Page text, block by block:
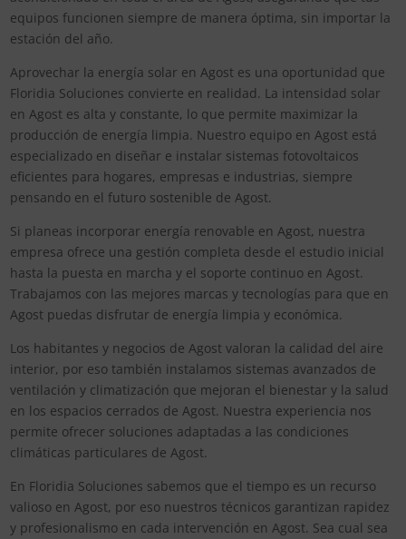
equipos funcionen siempre de manera óptima, sin importar la
estación del año.
Aprovechar la energía solar en Agost es una oportunidad que
Floridia Soluciones convierte en realidad. La intensidad solar
en Agost es alta y constante, lo que permite maximizar la
producción de energía limpia. Nuestro equipo en Agost está
especializado en diseñar e instalar sistemas fotovoltaicos
eficientes para hogares, empresas e industrias, siempre
pensando en el futuro sostenible de Agost.
Si planeas incorporar energía renovable en Agost, nuestra
empresa ofrece una gestión completa desde el estudio inicial
hasta la puesta en marcha y el soporte continuo en Agost.
Trabajamos con las mejores marcas y tecnologías para que en
Agost puedas disfrutar de energía limpia y económica.
Los habitantes y negocios de Agost valoran la calidad del aire
interior, por eso también instalamos sistemas avanzados de
ventilación y climatización que mejoran el bienestar y la salud
en los espacios cerrados de Agost. Nuestra experiencia nos
permite ofrecer soluciones adaptadas a las condiciones
climáticas particulares de Agost.
En Floridia Soluciones sabemos que el tiempo es un recurso
valioso en Agost, por eso nuestros técnicos garantizan rapidez
y profesionalismo en cada intervención en Agost. Sea cual sea